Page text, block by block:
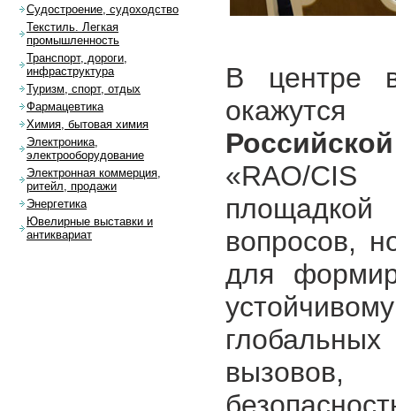
В центре
«RAO/
вопросов,
для
вызовов,
Судостроение, судоходство
Текстиль. Легкая
промышленность
Транспорт, дороги,
инфраструктура
Туризм, спорт, отдых
Фармацевтика
Химия, бытовая химия
Электроника,
электрооборудование
Электронная коммерция,
ритейл, продажи
Энергетика
Ювелирные выставки и
антиквариат